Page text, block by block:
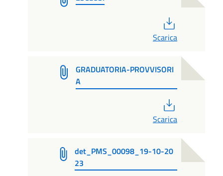
Scarica
GRADUATORIA-PROVVISORI
A
Scarica
det_PMS_00098_19-10-20
23